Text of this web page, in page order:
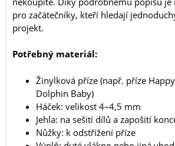
pro začátečníky, kteří hledají
projekt.
Potřebný materiál:
Žinylková příze (např. příze
Dolphin Baby)
Háček: velikost 4–4,5 mm
Jehla: na sešití dílů a zapošití
Nůžky: k odstřižení příze